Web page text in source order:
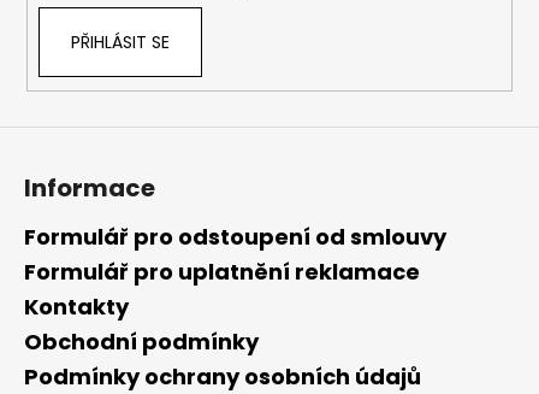
PŘIHLÁSIT SE
Informace
Formulář pro odstoupení od smlouvy
Formulář pro uplatnění reklamace
Kontakty
Obchodní podmínky
Podmínky ochrany osobních údajů